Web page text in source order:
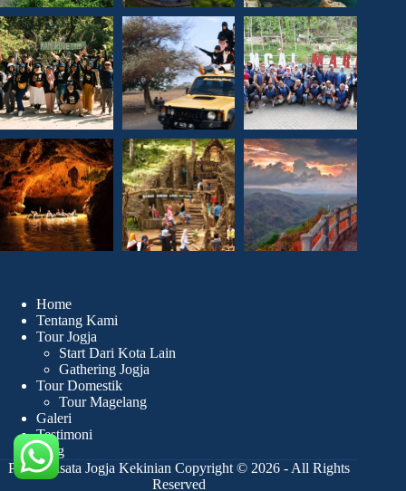
Home
Tentang Kami
Tour Jogja
Start Dari Kota Lain
Gathering Jogja
Tour Domestik
Tour Magelang
Galeri
Testimoni
Blog
Paket Wisata Jogja Kekinian Copyright © 2026 - All Rights
Reserved